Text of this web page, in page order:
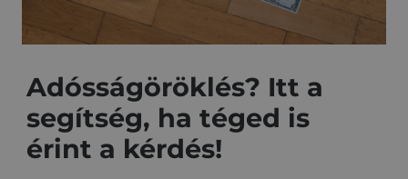
Adósságöröklés? Itt a
segítség, ha téged is
érint a kérdés!